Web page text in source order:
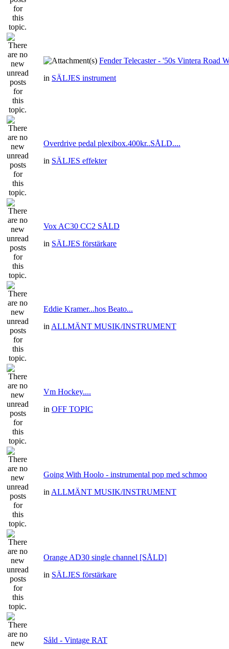
Fender Telecaster - '50s Vintera Road
in SÄLJES instrument
Overdrive pedal plexibox.400kr..SÅLD....
in SÄLJES effekter
Vox AC30 CC2 SÅLD
in SÄLJES förstärkare
Eddie Kramer...hos Beato...
in ALLMÄNT MUSIK/INSTRUMENT
Vm Hockey....
in OFF TOPIC
Going With Hoolo - instrumental pop med schmoo
in ALLMÄNT MUSIK/INSTRUMENT
Orange AD30 single channel [SÅLD]
in SÄLJES förstärkare
Såld - Vintage RAT